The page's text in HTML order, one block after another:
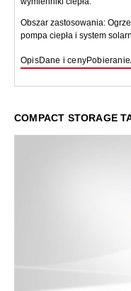
Obszar zastosowania:
pompa ciepła i system
OpisDane i cenyPobieranie
COMPACT STORAGE